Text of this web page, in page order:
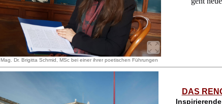
Mag. Dr. Brigitta Schmid, MSc bei einer ihrer poetischen Führungen
DAS